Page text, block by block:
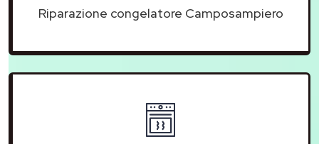
Riparazione congelatore Camposampiero